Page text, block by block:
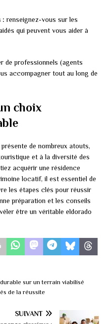
: renseignez-vous sur les
qui peuvent vous aider à
de professionnels (agents
accompagner tout au long de
choix
de nombreux atouts,
et à la diversité des
acquérir une résidence
locatif, il est essentiel de
les étapes clés pour réussir
préparation et les conseils
être un véritable eldorado
sur un terrain viabilisé
de la réussite
SUIVANT